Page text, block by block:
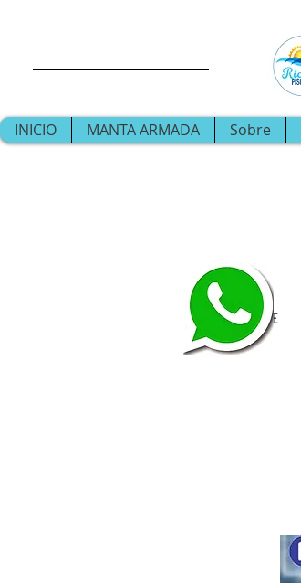
INICIO MANTA ARMADA Sobre
clique
aqui